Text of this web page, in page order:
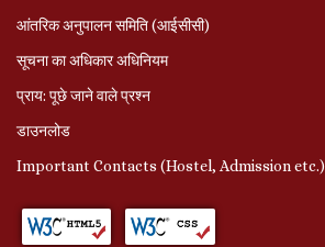
आंतरिक अनुपालन समिति (आईसीसी)
सूचना का अधिकार अधिनियम
प्राय: पूछे जाने वाले प्रश्‍न
डाउनलोड
Important Contacts (Hostel, Admission etc.)